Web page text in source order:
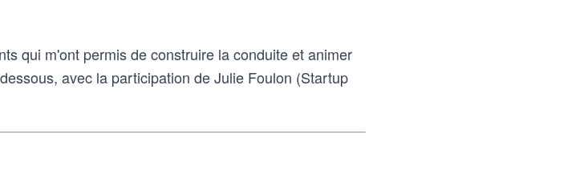
qui m'ont permis de construire la conduite et animer
avec la participation de Julie Foulon (Startup